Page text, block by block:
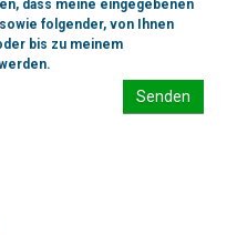
dass meine eingegebenen
folgender, von Ihnen
bis zu meinem
Senden